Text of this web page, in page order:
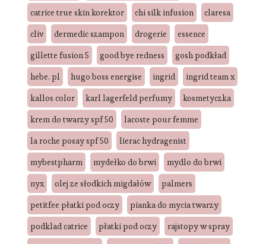
catrice true skin korektor
chi silk infusion
claresa
cliv
dermedic szampon drogerie
essence
gillette fusion 5
good bye redness
gosh podkład
hebe. pl
hugo boss energise ingrid
ingrid team x
kallos color
karl lagerfeld perfumy
kosmetyczka
krem do twarzy spf 50
lacoste pour femme
la roche posay spf 50
lierac hydragenist
mybestpharm
mydełko do brwi
mydlo do brwi
nyx
olej ze słodkich migdałów
palmers
petitfee płatki pod oczy
pianka do mycia twarzy
podklad catrice
płatki pod oczy
rajstopy w spray